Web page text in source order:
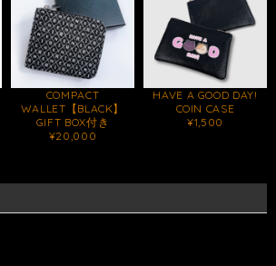
COMPACT
WALLET【BLACK】
GIFT BOX付き
¥20,000
HAVE A GOOD DAY!
COIN CASE
¥1,500